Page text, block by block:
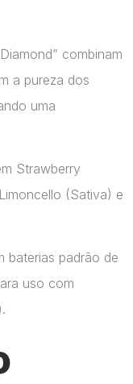
combinam
a pureza dos
uma
Strawberry
(Sativa) e
baterias padrão de
uso com